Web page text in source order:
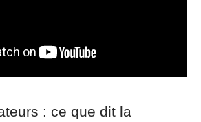
: ce que dit la